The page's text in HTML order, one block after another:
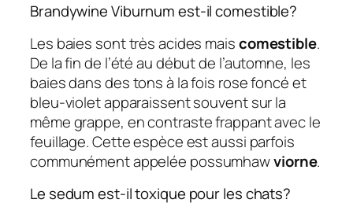
Brandywine Viburnum est-il comestible?
Les baies sont très acides maiscomestible.
De la fin de l’été au début de l’automne, les
baies dans des tons à la fois rose foncé et
bleu-violet apparaissent souvent sur la
même grappe, en contraste frappant avec le
feuillage. Cette espèce est aussi parfois
communément appelée possumhawviorne.
Le sedum est-il toxique pour les chats?